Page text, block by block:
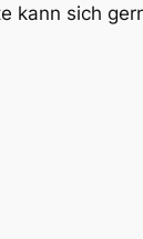
kann sich